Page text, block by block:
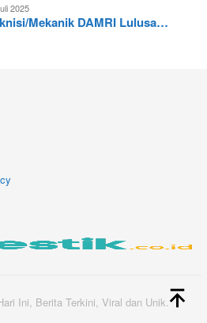
2025
Mekanik DAMRI Lulusa…
Ini, Berita Terkini, Viral dan Unik.